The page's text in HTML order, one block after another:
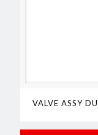
VALVE ASSY